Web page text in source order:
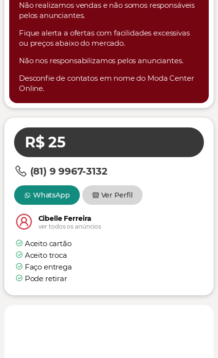
Não realizamos vendas e não somos responsáveis
pelos anunciantes.
Fique alerta a ofertas com facilidades excessivas
ou preços abaixo do mercado.
Não nos responsabilizamos pelos anunciantes.
Desconfie de contatos em nome do Moda Center
Online.
R$ 25
(81) 9 9967-3132
WhatsApp Ver Perfil
Cibelle Ferreira
ver todos os anúncios
Aceito cartão
Aceito troca
Faço entrega
Pode retirar